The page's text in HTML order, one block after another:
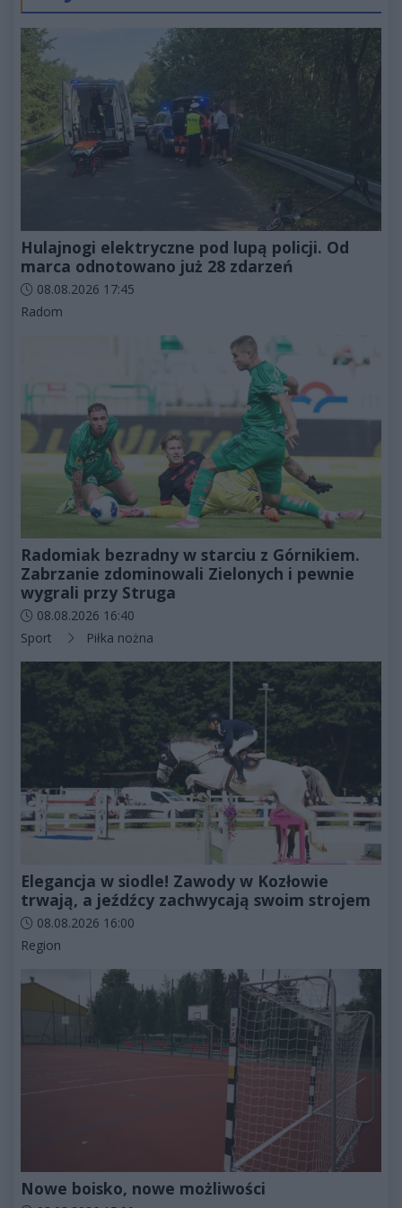
Hulajnogi elektryczne pod lupą policji. Od
marca odnotowano już 28 zdarzeń
Data dodania artykułu:
08.08.2026 17:45
Kategorie artykułu:
Radom
Radomiak bezradny w starciu z Górnikiem.
Zabrzanie zdominowali Zielonych i pewnie
wygrali przy Struga
Data dodania artykułu:
08.08.2026 16:40
Kategorie artykułu:
Sport Piłka nożna
Elegancja w siodle! Zawody w Kozłowie
trwają, a jeźdźcy zachwycają swoim strojem
Data dodania artykułu:
08.08.2026 16:00
Kategorie artykułu:
Region
Nowe boisko, nowe możliwości